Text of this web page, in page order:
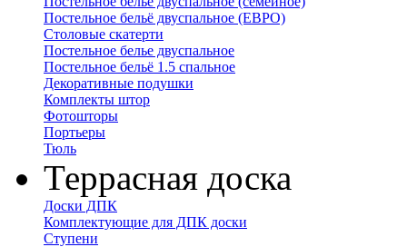
Постельное бельё двуспальное (ЕВРО)
Столовые скатерти
Постельное белье двуспальное
Постельное бельё 1.5 спальное
Декоративные подушки
Комплекты штор
Фотошторы
Портьеры
Тюль
Террасная доска
Доски ДПК
Комплектующие для ДПК доски
Ступени